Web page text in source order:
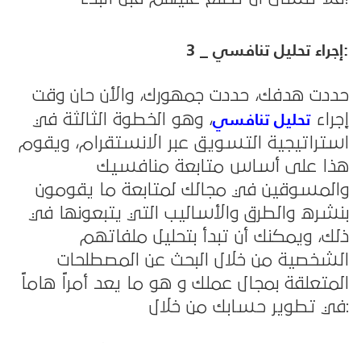
3 _ إجراء تحليل تنافسي:
حددت هدفك، حددت جمهورك، والأن حان وقت
إجراء تحليل تنافسي، وهو الخطوة الثالثة في
استراتيجية التسويق عبر الانستقرام، ويقوم
هذا على أساس متابعة منافسيك
والمسوقين في مجالك لمتابعة ما يقومون
بنشره والطرق والأساليب التي يتبعونها في
ذلك، ويمكنك أن تبدأ بتحليل ملفاتهم
الشخصية من خلال البحث عن المصطلحات
المتعلقة بمجال عملك و هو ما يعد أمراً هاماً
في تطوير حسابك من خلال: